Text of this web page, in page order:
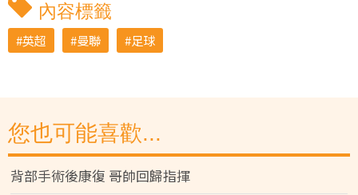
內容標籤
英超 曼聯 足球
您也可能喜歡...
背部手術後康復 哥帥回歸指揮